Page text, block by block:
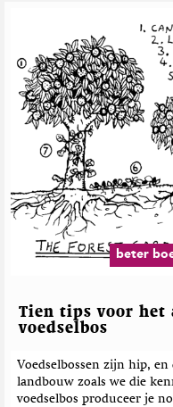
beter
Tien tips voor het
voedselbos
Voedselbossen zijn hip,
landbouw zoals we die
voedselbos produceer je